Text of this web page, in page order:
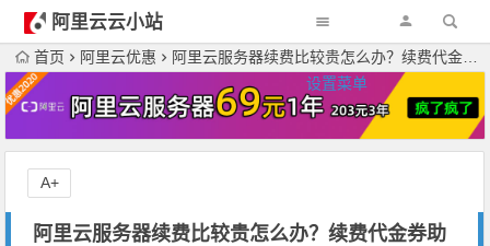
阿里云云小站
设置菜单
首页 阿里云优惠 阿里云服务器续费比较贵怎么办？续费代金券助你便宜续费
阿里云服务器续费比较贵怎么办？续费代金券助
A+